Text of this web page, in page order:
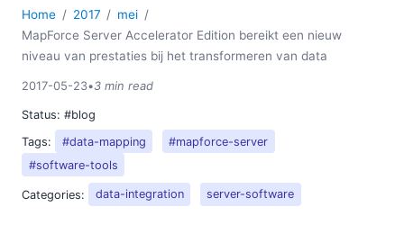
2008
2007
Home 2017
mei
MapForce Server Accelerator Edition bereikt een nieuw
niveau van prestaties bij het transformeren van data
2017-05-23•3 min read
Status: #blog
Tags:
#data-mapping
#mapforce-server
#software-tools
Categories: data-integration server-software